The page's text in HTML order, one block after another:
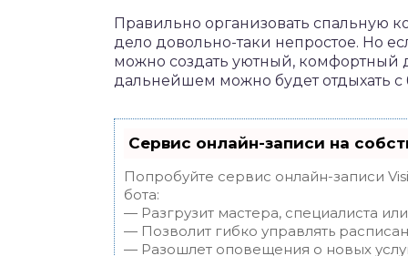
Правильно организовать спальную
дело довольно-таки непростое. Но
можно создать уютный, комфортный
дальнейшем можно будет отдыхать
Сервис онлайн-записи на
Попробуйте сервис онлайн-записи
бота:
— Разгрузит мастера, специалиста
— Позволит гибко управлять
— Разошлет оповещения о новых